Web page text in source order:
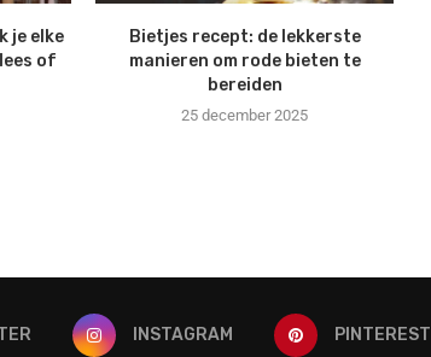
je elke
of
Bietjes recept: de lekkerste
manieren om rode bieten te
bereiden
25 december 2025
INSTAGRAM PINTEREST